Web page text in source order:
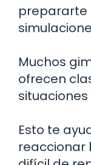
prepararte
Muchos
ofrecen
Esto te
reaccionar